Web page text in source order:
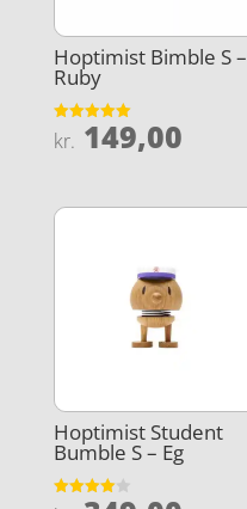
Hoptimist Bimble S –
Ruby
Vurderet
5
kr. 149,00
Hoptimist Student
Bumble S – Eg
Vurderet